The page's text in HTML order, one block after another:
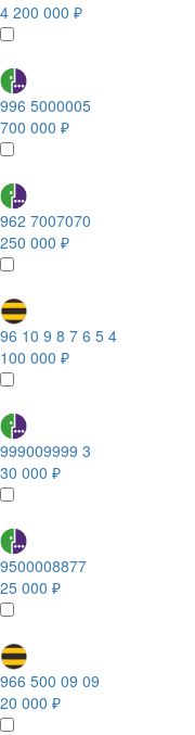
4 200 000 ₽
996 5000005
700 000 ₽
962 7007070
250 000 ₽
96 10 9 8 7 6 5 4
100 000 ₽
999009999 3
30 000 ₽
9500008877
25 000 ₽
966 500 09 09
20 000 ₽